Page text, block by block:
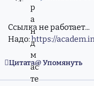
Ссылка не работает...
Надо:https://
Цитата Упомянуть